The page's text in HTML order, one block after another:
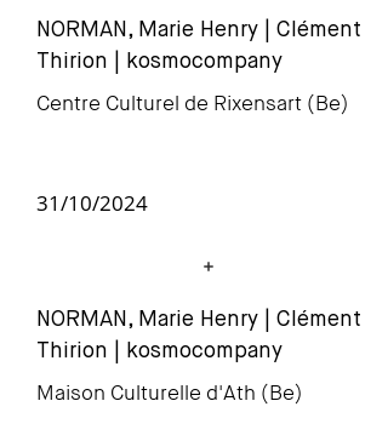
NORMAN, Marie Henry | Clément
Thirion | kosmocompany
Centre Culturel de Rixensart (Be)
31/10/2024
NORMAN, Marie Henry | Clément
Thirion | kosmocompany
Maison Culturelle d'Ath (Be)